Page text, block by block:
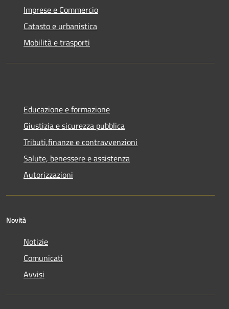
Imprese e Commercio
Catasto e urbanistica
Mobilità e trasporti
Educazione e formazione
Giustizia e sicurezza pubblica
Tributi,finanze e contravvenzioni
Salute, benessere e assistenza
Autorizzazioni
Novità
Notizie
Comunicati
Avvisi